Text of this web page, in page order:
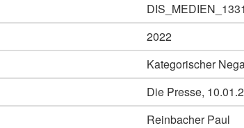
2022
Kategorischer
Die Presse,
Reinbacher Paul